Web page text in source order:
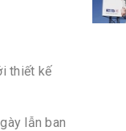
thiết kế
lẫn ban